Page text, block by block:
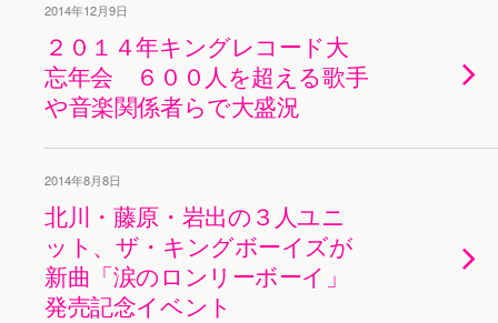
2014年12月9日
２０１４年キングレコード大
忘年会 ６００人を超える歌手
や音楽関係者らで大盛況
2014年8月8日
北川・藤原・岩出の３人ユニ
ット、ザ・キングボーイズが
新曲「涙のロンリーボーイ」
発売記念イベント